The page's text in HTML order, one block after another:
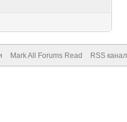
Mark All Forums Read RSS канал